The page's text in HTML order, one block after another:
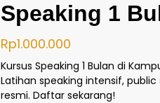
Speaking 1
Rp1.000.000
Kursus Speaking 1 Bulan di
Latihan speaking intensif,
resmi. Daftar sekarang!